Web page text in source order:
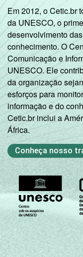
INSTALADA
DE
1Base:
Fonte:
Em 2012, o Cetic.br
da UNESCO, o
desenvolvimento
conhecimento. O
Comunicação e
UNESCO. Ele
da organização
esforços para
informação e do
Cetic.br inclui a
África.
Conheça nosso